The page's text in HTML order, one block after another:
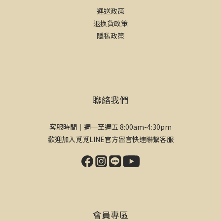
運送政策
退換貨政策
隱私政策
聯絡我們
客服時間｜週一至週五 8:00am-4:30pm
歡迎加入覓覓LINE官方留言快速聯繫客服
會員專區